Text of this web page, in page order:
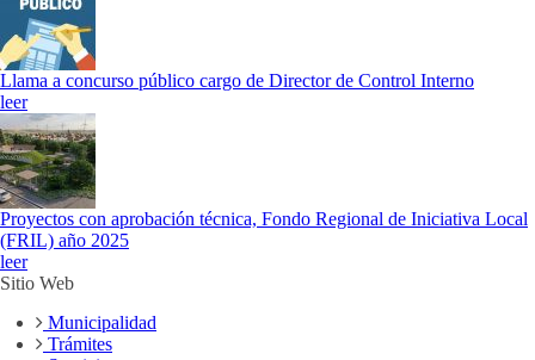
Llama a concurso público cargo de Director de Control Interno
leer
Proyectos con aprobación técnica, Fondo Regional de Iniciativa Local
(FRIL) año 2025
leer
Sitio Web
Municipalidad
Trámites